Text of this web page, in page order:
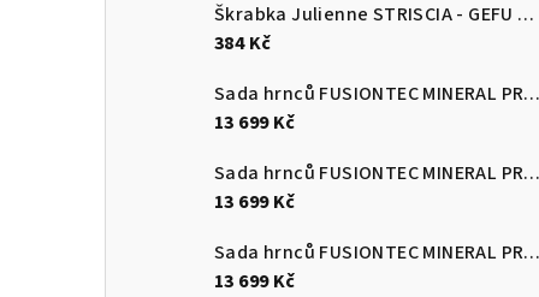
Škrabka Julienne STRISCIA - GEFU
384 Kč
Sada hrnců FUSIONTEC MINERAL PRO 4 ks, Eucalyptus zelená - WMF
13 699 Kč
Sada hrnců FUSIONTEC MINERAL PRO 4 ks, černá - WMF
13 699 Kč
Sada hrnců FUSIONTEC MINERAL PRO 4 ks, červená - WMF
13 699 Kč